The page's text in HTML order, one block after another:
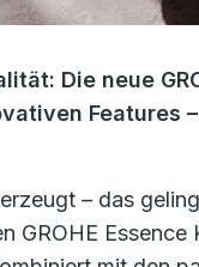
Die neue
Features
– das
GROHE Essence